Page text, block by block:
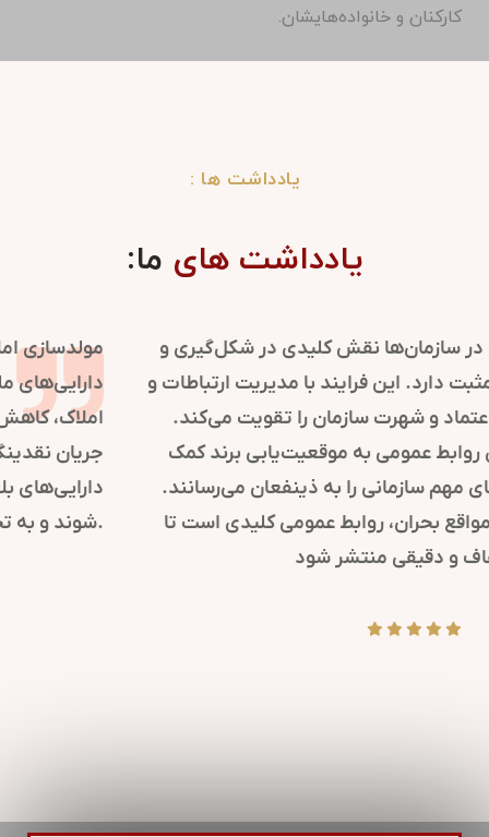
کارکنان و خانواده‌هایشان.
یادداشت ها :
یادداشت های ما:
روابط عمومی در سازمان‌ها نقش کلیدی در شکل‌گیری و
حفظ تصویر مثبت دارد. این فرایند با مدیریت ارتباطات و
اطلاع‌رسانی، اعتماد و شهرت سازمان را تقویت می‌کند.
استراتژی‌های روابط عمومی به موقعیت‌یابی برند کمک
کرده و پیام‌های مهم سازمانی را به ذینفعان می‌رسانند.
همچنین، در مواقع بحران، روابط عمومی کلیدی است تا
پیام‌های شفاف و دقیقی منتشر شود.